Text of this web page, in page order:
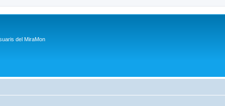
del MiraMon